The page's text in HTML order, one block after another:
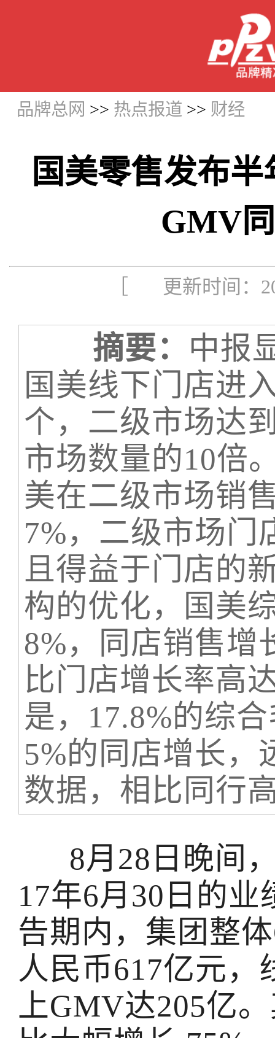
品牌总网 >> 热点报道 >> 财经
国美零售发布
GMV
［ 更新时间：
摘要： 中报
国美线下门店进
个，二级市场达
市场数量的10倍
美在二级市场销
7%，二级市场门
且得益于门店的
构的优化，国美
8%，同店销售增
比门店增长率高
是，17.8%的综
5%的同店增长，
数据，相比同行
8月28日晚间
17年6月30日的
告期内，集团整
人民币617亿元，
上GMV达205亿